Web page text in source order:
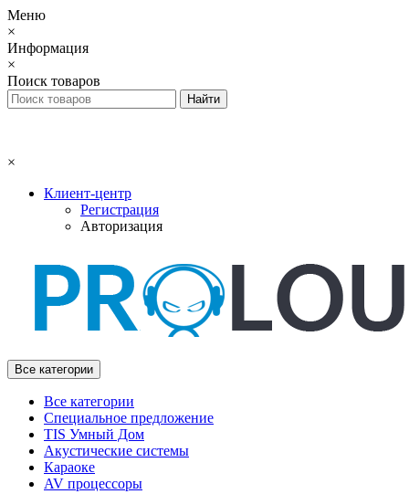
Меню
×
Информация
×
Поиск товаров
×
Клиент-центр
Регистрация
Авторизация
Все категории
Все категории
Специальное предложение
TIS Умный Дом
Акустические системы
Караоке
AV процессоры